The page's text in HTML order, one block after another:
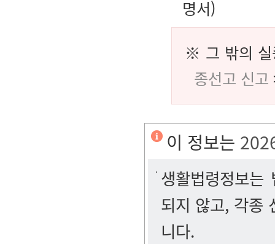
명서)
※ 그 밖의 실
종선고 신고
이 정보는
생활법령정보
되지 않고, 각종
니다.